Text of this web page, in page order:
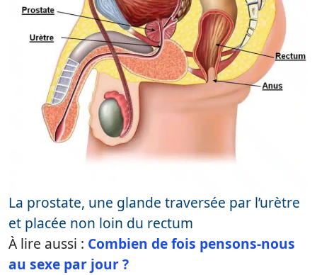
La prostate, une glande traversée par l’urètre
et placée non loin du rectum
À lire aussi : Combien de fois pensons-nous
au sexe par jour ?